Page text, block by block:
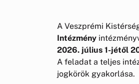
A Veszprémi
Intézmény
2026. július 1-jétől
A feladat a teljes
jogkörök gyakorlása.